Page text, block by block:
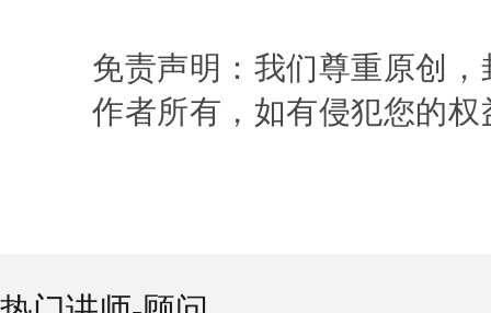
免责声明：我们尊重原创
作者所有，如有侵犯您的